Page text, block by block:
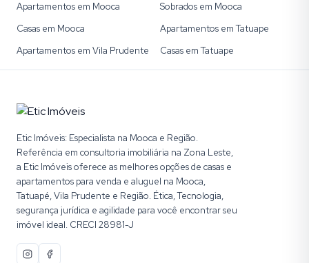
Apartamentos em Mooca
Sobrados em Mooca
Casas em Mooca
Apartamentos em Tatuape
Apartamentos em Vila Prudente
Casas em Tatuape
Etic Imóveis: Especialista na Mooca e Região.
Referência em consultoria imobiliária na Zona Leste,
a Etic Imóveis oferece as melhores opções de casas e
apartamentos para venda e aluguel na Mooca,
Tatuapé, Vila Prudente e Região. Ética, Tecnologia,
segurança jurídica e agilidade para você encontrar seu
imóvel ideal. CRECI 28981-J